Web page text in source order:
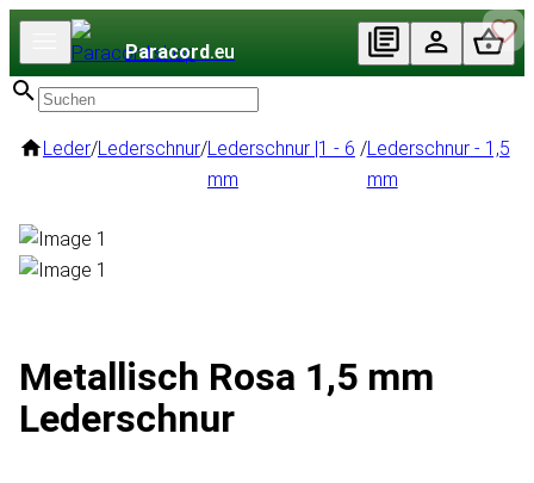
Paracord.eu
Leder/Lederschnur/Lederschnur |1 - 6
mm
/Lederschnur - 1,5
mm
Metallisch Rosa 1,5 mm
Lederschnur